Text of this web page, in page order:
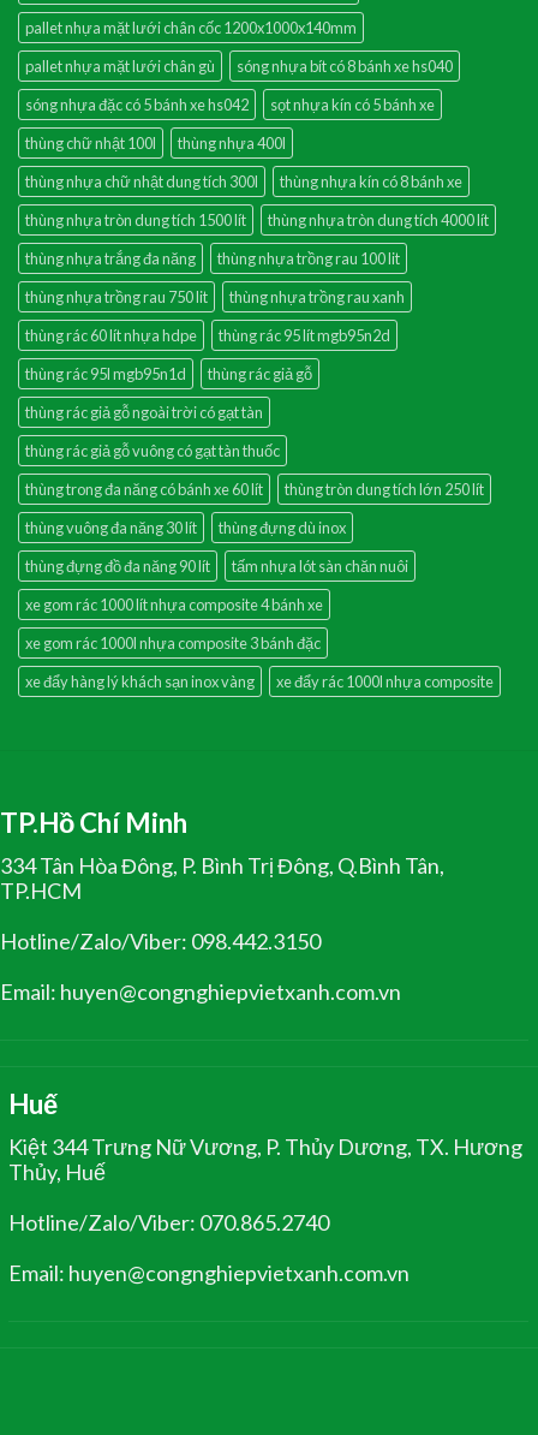
pallet nhựa mặt lưới chân cốc 1200x1000x140mm
pallet nhựa mặt lưới chân gù
sóng nhựa bít có 8 bánh xe hs040
sóng nhựa đặc có 5 bánh xe hs042
sọt nhựa kín có 5 bánh xe
thùng chữ nhật 100l
thùng nhựa 400l
thùng nhựa chữ nhật dung tích 300l
thùng nhựa kín có 8 bánh xe
thùng nhựa tròn dung tích 1500 lít
thùng nhựa tròn dung tích 4000 lít
thùng nhựa trắng đa năng
thùng nhựa trồng rau 100 lit
thùng nhựa trồng rau 750 lit
thùng nhựa trồng rau xanh
thùng rác 60 lít nhựa hdpe
thùng rác 95 lít mgb95n2d
thùng rác 95l mgb95n1d
thùng rác giả gỗ
thùng rác giả gỗ ngoài trời có gạt tàn
thùng rác giả gỗ vuông có gạt tàn thuốc
thùng trong đa năng có bánh xe 60 lít
thùng tròn dung tích lớn 250 lít
thùng vuông đa năng 30 lít
thùng đựng dù inox
thùng đựng đồ đa năng 90 lít
tấm nhựa lót sàn chăn nuôi
xe gom rác 1000 lít nhựa composite 4 bánh xe
xe gom rác 1000l nhựa composite 3 bánh đặc
xe đẩy hàng lý khách sạn inox vàng
xe đẩy rác 1000l nhựa composite
TP.Hồ Chí Minh
334 Tân Hòa Đông, P. Bình Trị Đông, Q.Bình Tân,
TP.HCM
Hotline/Zalo/Viber: 098.442.3150
Email: huyen@congnghiepvietxanh.com.vn
Huế
Kiệt 344 Trưng Nữ Vương, P. Thủy Dương, TX. Hương
Thủy, Huế
Hotline/Zalo/Viber: 070.865.2740
Email: huyen@congnghiepvietxanh.com.vn